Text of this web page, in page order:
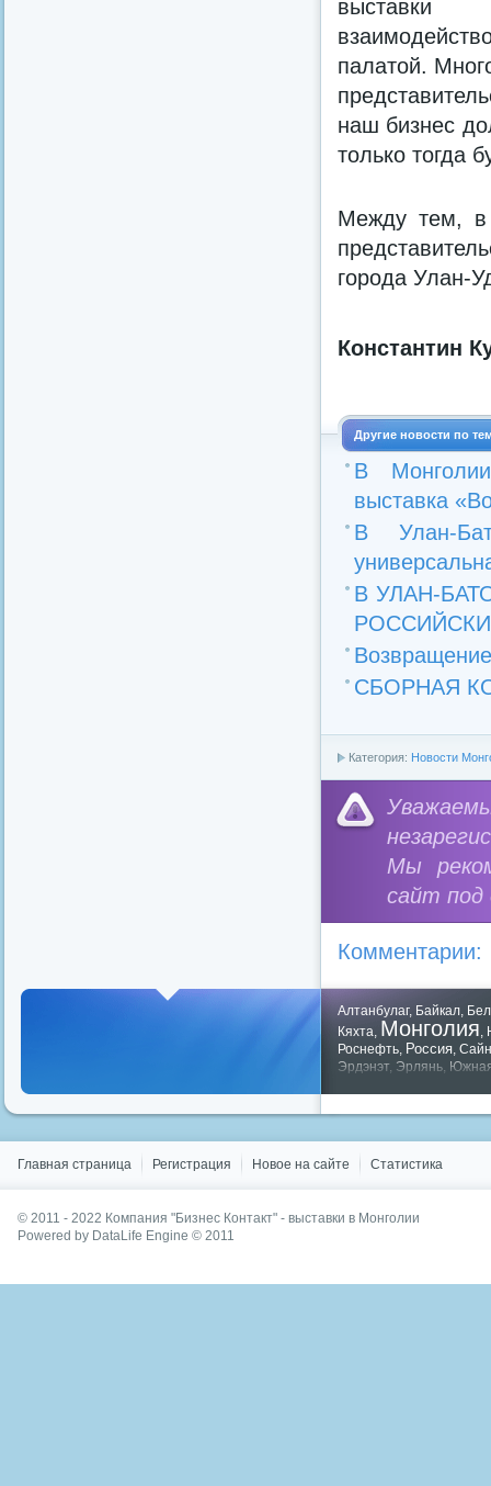
выставки
палатой.
наш бизнес
только тогда
Между тем, в
города Улан-
Константин
Другие новости по
В
выставка
В Улан-
В УЛАН-
СБОРНАЯ
Категория: Новости
Мы
сайт под
Комментарии:
Алтанбулаг, Байкал,
Кяхта, Монголия,
Роснефть, Россия,
Эрдэнэт, Эрлянь,
Главная страница Регистрация Новое на сайте Статистика
© 2011 - 2022 Компания "Бизнес Контакт" - выставки в Монголии
Powered by DataLife Engine © 2011